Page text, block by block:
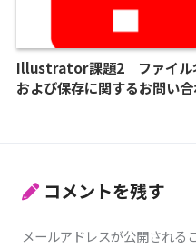
Illustrator課題2 ファイル
および保存に関するお問い
コメントを残す
メールアドレスが公開される